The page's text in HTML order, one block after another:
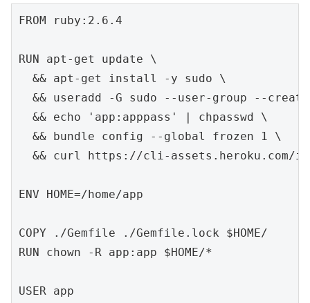
FROM ruby:2.6.4
RUN apt-get update \
  && apt-get install -y sudo \
&& useradd -G sudo --user-group --
  && echo 'app:apppass' | chpasswd \
  && bundle config --global frozen 1 \
&& curl https://cli-assets.heroku.com/
ENV HOME=/home/app
COPY ./Gemfile ./Gemfile.lock $HOME/
RUN chown -R app:app $HOME/*
USER app